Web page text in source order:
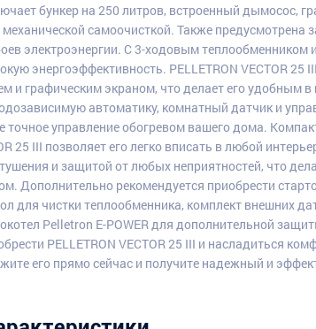
бункер на 250 литров, встроенный дымосос,
механической самоочисткой. Также предусмотрена
электроэнергии. С 3-ходовым теплообменником
энергоэффективность. PELLETRON VECTOR 25
и графическим экраном, что делает его удобным
автоматику, комнатный датчик и
точное управление обогревом вашего дома.
25 III позволяет его легко вписать в любой
и защитой от любых неприятностей, что
Дополнительно рекомендуется приобрести
для чистки теплообменника, комплект внешних
Pelletron E-POWER для дополнительной
PELLETRON VECTOR 25 III и насладиться
его прямо сейчас и получите надежный и